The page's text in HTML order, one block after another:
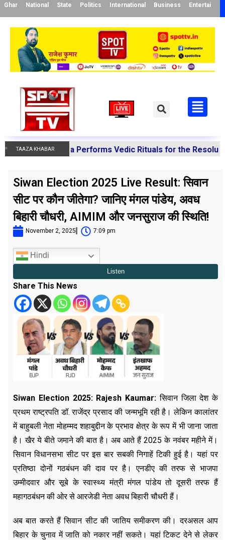
Ghar National State Politics International Business
TAAZA KHABAR
Performs Vedic Rituals for the Resolution of
Siwan Election 2025 Live Result: सिवान
सीट पर कौन जीतेगा? जानिए मंगल पांडेय, अवध
बिहारी चौधरी, AIMIM और जनसुराज की स्थिति!
November 2, 2025 7:09 pm
Hindi
Share This News
Siwan Election 2025: Rajesh Kaumar: सिवान जिला देश के
प्रथम राष्ट्रपति डॉ. राजेंद्र प्रसाद की जन्मभूमि रही है। लेकिन कालांतर
में बाहुबली नेता मोहम्मद शहाबुद्दीन के प्रभाव क्षेत्र के रूप में भी जाना जाता
है। खैर ये बीते जमाने की बात है। अब आते हैं 2025 के नवंबर महीने में।
सिवान विधानसभा सीट पर इस बार सबकी निगाहें टिकी हुई है। यहां पर
प्रतिष्ठा दोनों गठबंधन की दाव पर है। एनडीए की तरफ से भाजपा
उम्मीदवार और सूबे के स्वास्थ्य मंत्री मंगल पांडेय तो दूसरी तरफ हैं
महागठबंधन की ओर से आरजेडी नेता अवध बिहारी चौधरी हैं।
अब बात करते हैं सिवान सीट की जातिय समीकरण की। दरअसल आप
बिहार के चुनाव में जाति को नकार नहीं सकते। यहां टिकट देने से लेकर